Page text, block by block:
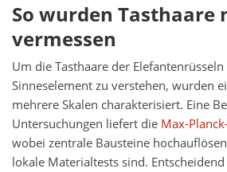
So wurden Tasthaare
vermessen
Um die Tasthaare der
Sinneselement zu verstehen, wurden
mehrere Skalen charakterisiert. Eine
Untersuchungen liefert die Max-
wobei zentrale Bausteine
lokale Materialtests sind.